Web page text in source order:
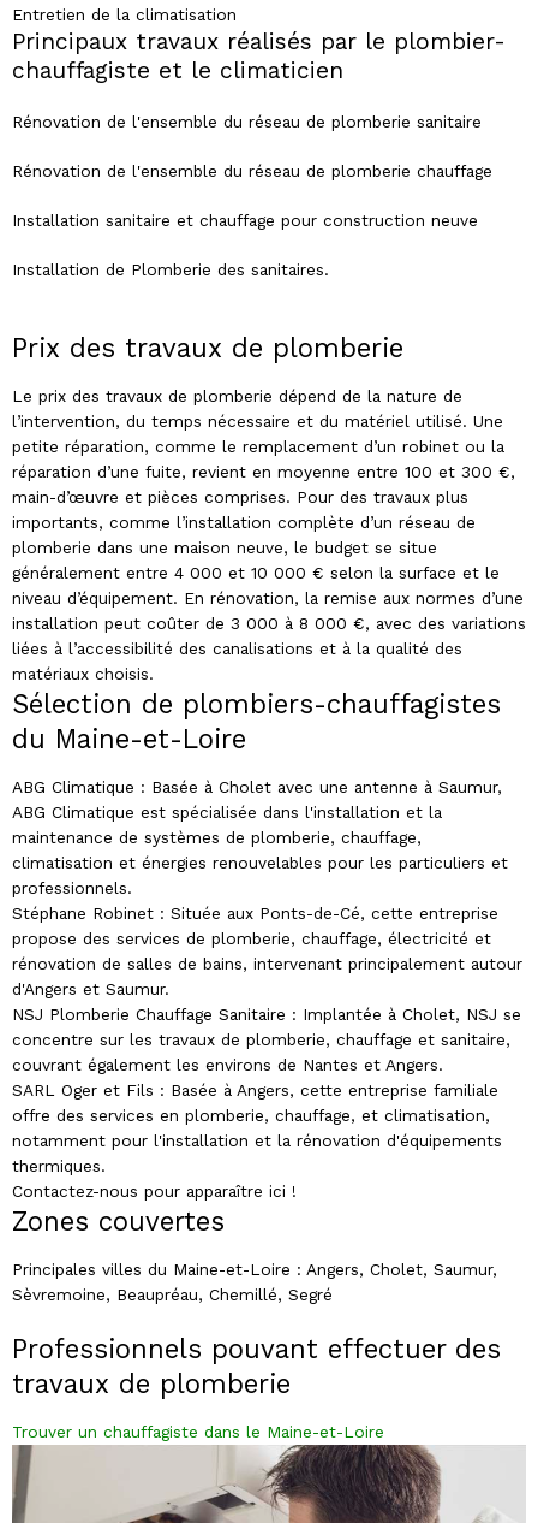
Entretien de la climatisation
Principaux travaux réalisés par le plombier-
chauffagiste et le climaticien
Rénovation de l'ensemble du réseau de plomberie sanitaire
Rénovation de l'ensemble du réseau de plomberie chauffage
Installation sanitaire et chauffage pour construction neuve
Installation de Plomberie des sanitaires.
Prix des travaux de plomberie
Le prix des travaux de plomberie dépend de la nature de
l’intervention, du temps nécessaire et du matériel utilisé. Une
petite réparation, comme le remplacement d’un robinet ou la
réparation d’une fuite, revient en moyenne entre 100 et 300 €,
main-d’œuvre et pièces comprises. Pour des travaux plus
importants, comme l’installation complète d’un réseau de
plomberie dans une maison neuve, le budget se situe
généralement entre 4 000 et 10 000 € selon la surface et le
niveau d’équipement. En rénovation, la remise aux normes d’une
installation peut coûter de 3 000 à 8 000 €, avec des variations
liées à l’accessibilité des canalisations et à la qualité des
matériaux choisis.
Sélection de plombiers-chauffagistes
du Maine-et-Loire
ABG Climatique : Basée à Cholet avec une antenne à Saumur,
ABG Climatique est spécialisée dans l'installation et la
maintenance de systèmes de plomberie, chauffage,
climatisation et énergies renouvelables pour les particuliers et
professionnels.
Stéphane Robinet : Située aux Ponts-de-Cé, cette entreprise
propose des services de plomberie, chauffage, électricité et
rénovation de salles de bains, intervenant principalement autour
d'Angers et Saumur.
NSJ Plomberie Chauffage Sanitaire : Implantée à Cholet, NSJ se
concentre sur les travaux de plomberie, chauffage et sanitaire,
couvrant également les environs de Nantes et Angers.
SARL Oger et Fils : Basée à Angers, cette entreprise familiale
offre des services en plomberie, chauffage, et climatisation,
notamment pour l'installation et la rénovation d'équipements
thermiques.
Contactez-nous pour apparaître ici !
Zones couvertes
Principales villes du Maine-et-Loire : Angers, Cholet, Saumur,
Sèvremoine, Beaupréau, Chemillé, Segré
Professionnels pouvant effectuer des
travaux de plomberie
Trouver un chauffagiste dans le Maine-et-Loire